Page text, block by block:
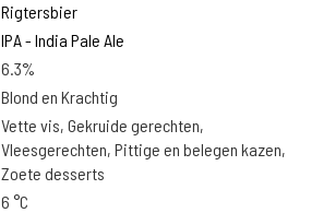
Rigtersbier
IPA - India Pale Ale
6.3%
Blond en Krachtig
Vette vis, Gekruide gerechten,
Vleesgerechten, Pittige en belegen kazen,
Zoete desserts
6 °C